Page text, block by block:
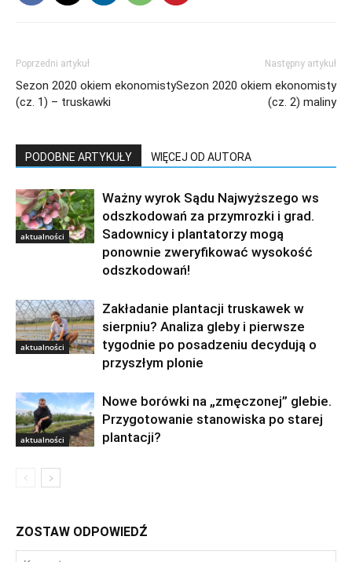
Poprzedni artykuł
Sezon 2020 okiem ekonomisty
(cz. 1) – truskawki
Następny artykuł
Sezon 2020 okiem ekonomisty
(cz. 2) maliny
PODOBNE ARTYKUŁY WIĘCEJ OD AUTORA
aktualności
Ważny wyrok Sądu Najwyższego ws
odszkodowań za przymrozki i grad.
Sadownicy i plantatorzy mogą
ponownie zweryfikować wysokość
odszkodowań!
aktualności
Zakładanie plantacji truskawek w
sierpniu? Analiza gleby i pierwsze
tygodnie po posadzeniu decydują o
przyszłym plonie
aktualności
Nowe borówki na „zmęczonej” glebie.
Przygotowanie stanowiska po starej
plantacji?
ZOSTAW ODPOWIEDŹ